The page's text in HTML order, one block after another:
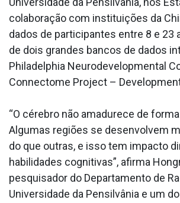
colaboração com instituições da
dados de participantes entre 8 e 23
de dois grandes bancos de dados
Philadelphia Neurodevelopmental
Connectome Project –
“O cérebro não amadurece de
Algumas regiões se desenvolvem
do que outras, e isso tem impacto
habilidades cognitivas”, afirma
pesquisador do Departamento de
Universidade da Pensilvânia e um